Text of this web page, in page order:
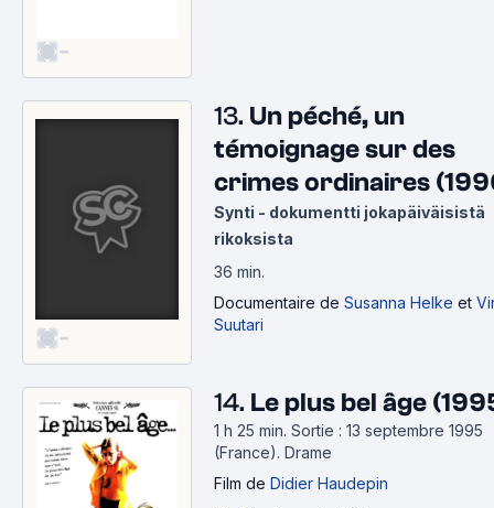
-
-
13. Un péché, un
témoignage sur des
crimes ordinaires
Synti - dokumentti jokapäiväisistä
rikoksista
36 min.
Documentaire de Susanna Helke et
Suutari
14. Le plus bel âge
1 h 25 min. Sortie : 13 septembre 1995
(France). Drame
Film de Didier Haudepin